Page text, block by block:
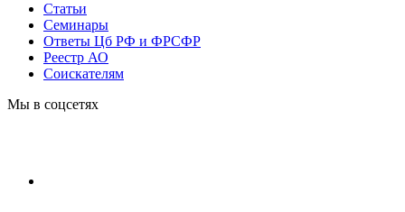
Статьи
Cеминары
Ответы Цб РФ и ФРСФР
Реестр АО
Соискателям
Мы в соцсетях